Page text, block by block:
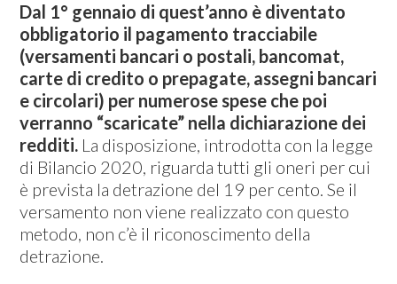
Dal 1° gennaio di quest’anno è diventato
obbligatorio il pagamento tracciabile
(versamenti bancari o postali, bancomat,
carte di credito o prepagate, assegni bancari
e circolari) per numerose spese che poi
verranno “scaricate” nella dichiarazione dei
redditi. La disposizione, introdotta con la legge
di Bilancio 2020, riguarda tutti gli oneri per cui
è prevista la detrazione del 19 per cento. Se il
versamento non viene realizzato con questo
metodo, non c’è il riconoscimento della
detrazione.